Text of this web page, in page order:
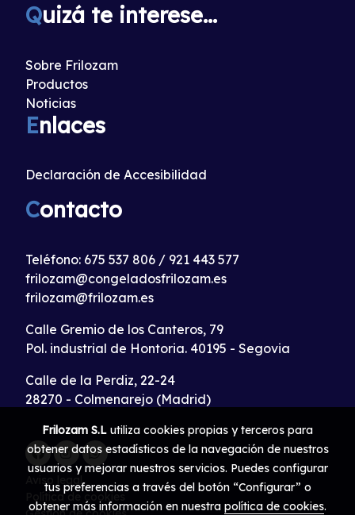
Quizá te interese...
Sobre Frilozam
Productos
Noticias
Enlaces
Declaración de Accesibilidad
Contacto
Teléfono: 675 537 806 / 921 443 577
frilozam@congeladosfrilozam.es
frilozam@frilozam.es
Calle Gremio de los Canteros, 79
Pol. industrial de Hontoria. 40195 - Segovia
Calle de la Perdiz, 22-24
28270 - Colmenarejo (Madrid)
Aviso legal
Política de cookies
Frilozam S.L utiliza cookies propias y terceros para
obtener datos estadísticos de la navegación de nuestros
usuarios y mejorar nuestros servicios. Puedes configurar
tus preferencias a través del botón “Configurar” o
obtener más información en nuestra política de cookies.